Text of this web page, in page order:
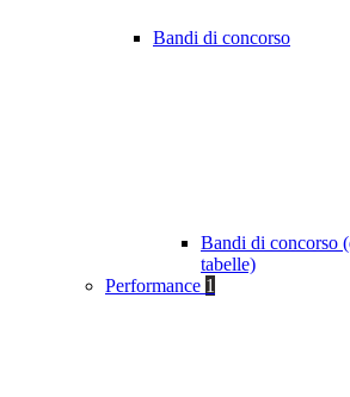
Bandi di concorso
Bandi di concorso
tabelle)
Performance 1